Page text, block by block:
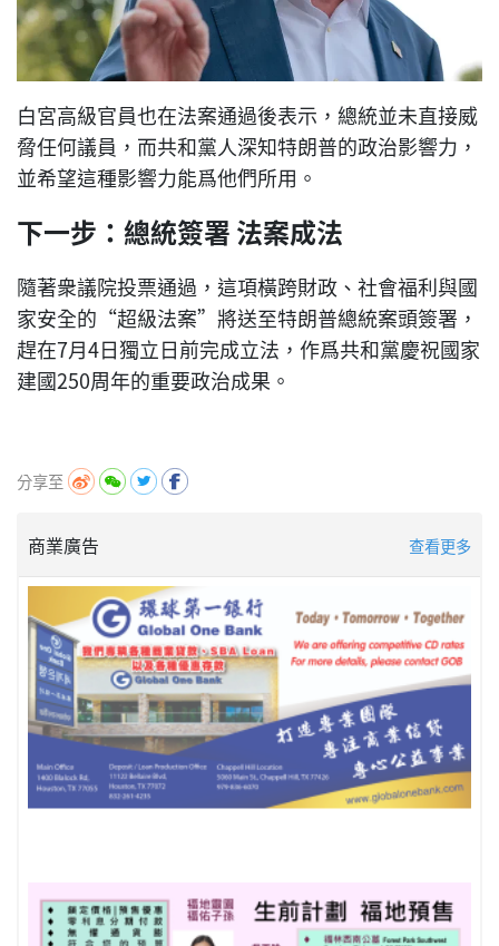
白宮高級官員也在法案通過後表示，總統並未直接威
脅任何議員，而共和黨人深知特朗普的政治影響力，
並希望這種影響力能爲他們所用。
下一步：總統簽署 法案成法
隨著衆議院投票通過，這項橫跨財政、社會福利與國
家安全的“超級法案”將送至特朗普總統案頭簽署，
趕在7月4日獨立日前完成立法，作爲共和黨慶祝國家
建國250周年的重要政治成果。
分享至
商業廣告 查看更多